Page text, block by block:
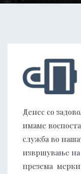
Денес со
имаме
служба во
извршување
презема